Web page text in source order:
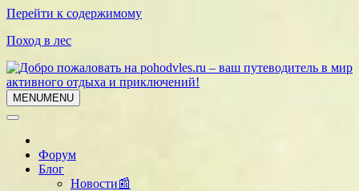
Перейти к содержимому
Поход в лес
MENUMENU
Форум
Блог
Новости📰